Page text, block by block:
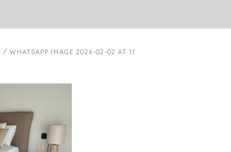
/ WHATSAPP IMAGE 2026-02-02 AT 11